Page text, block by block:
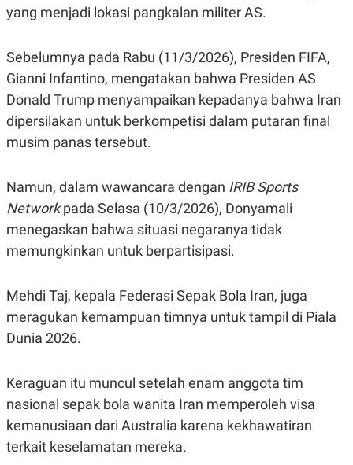
E
E
R
A
R
T
I
S
N
M
E
D
A
I
SITEMAP
TERM
PEMBERITAAN
SIBER
POLICY
yang menjadi lokasi pangkalan militer AS.
Sebelumnya pada Rabu (11/3/2026), Presiden FIFA,
Gianni Infantino, mengatakan bahwa Presiden AS
Donald Trump menyampaikan kepadanya bahwa Iran
dipersilakan untuk berkompetisi dalam putaran final
musim panas tersebut.
Namun, dalam wawancara dengan IRIB Sports
Networkpada Selasa (10/3/2026), Donyamali
menegaskan bahwa situasi negaranya tidak
memungkinkan untuk berpartisipasi.
Mehdi Taj, kepala Federasi Sepak Bola Iran, juga
meragukan kemampuan timnya untuk tampil di Piala
Dunia 2026.
Keraguan itu muncul setelah enam anggota tim
nasional sepak bola wanita Iran memperoleh visa
kemanusiaan dari Australia karena kekhawatiran
terkait keselamatan mereka.